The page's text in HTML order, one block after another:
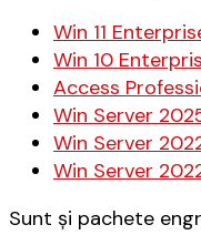
Win 11
Win 10
Access
Win Server
Win Server
Win Server
Sunt și pachete